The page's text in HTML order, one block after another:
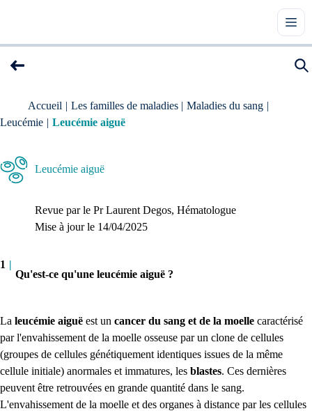
Accueil | Les familles de maladies | Maladies du sang |
Leucémie | Leucémie aiguë
Leucémie aiguë
Revue par le Pr Laurent Degos, Hématologue
Mise à jour le 14/04/2025
1 |
Qu'est-ce qu'une leucémie aiguë ?
La leucémie aiguë est un cancer du sang et de la moelle caractérisé
par l'envahissement de la moelle osseuse par un clone de cellules
(groupes de cellules génétiquement identiques issues de la même
cellule initiale) anormales et immatures, les blastes. Ces dernières
peuvent être retrouvées en grande quantité dans le sang.
L'envahissement de la moelle et des organes à distance par les cellules